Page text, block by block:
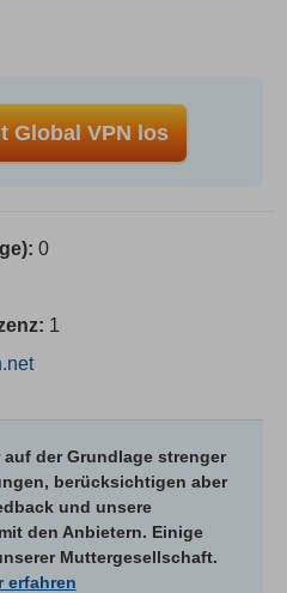
Global VPN los
0
1
der Grundlage strenger
berücksichtigen aber
und unsere
den Anbietern. Einige
Muttergesellschaft.
erfahren